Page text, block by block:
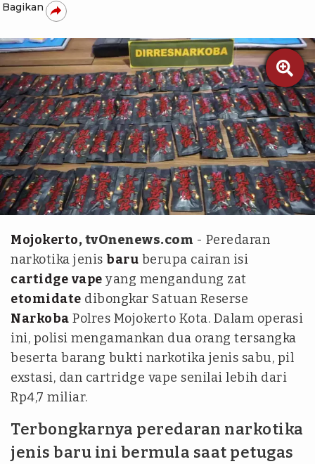
Bagikan

handy firmansyah
Mojokerto, tvOnenews.com - Peredaran
narkotika jenis baru berupa cairan isi
cartidge vape yang mengandung zat
etomidate dibongkar Satuan Reserse
Narkoba Polres Mojokerto Kota. Dalam operasi
ini, polisi mengamankan dua orang tersangka
beserta barang bukti narkotika jenis sabu, pil
exstasi, dan cartridge vape senilai lebih dari
Rp4,7 miliar.
Terbongkarnya peredaran narkotika
jenis baru ini bermula saat petugas